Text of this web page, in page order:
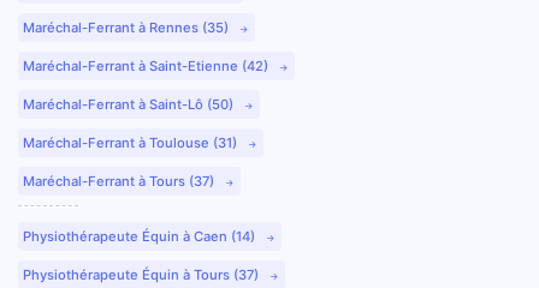
Maréchal-Ferrant à Rennes (35)
Maréchal-Ferrant à Saint-Etienne (42)
Maréchal-Ferrant à Saint-Lô (50)
Maréchal-Ferrant à Toulouse (31)
Maréchal-Ferrant à Tours (37)
Physiothérapeute Équin à Caen (14)
Physiothérapeute Équin à Tours (37)